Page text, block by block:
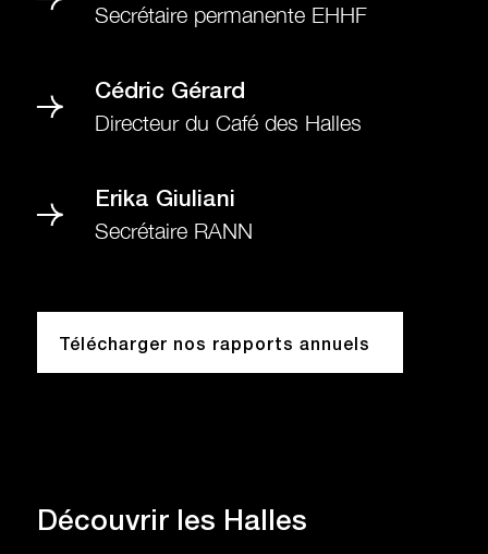
Secrétaire permanente EHHF
Cédric Gérard
Directeur du Café des Halles
Erika Giuliani
Secrétaire RANN
Télécharger nos rapports annuels
Découvrirles Halles